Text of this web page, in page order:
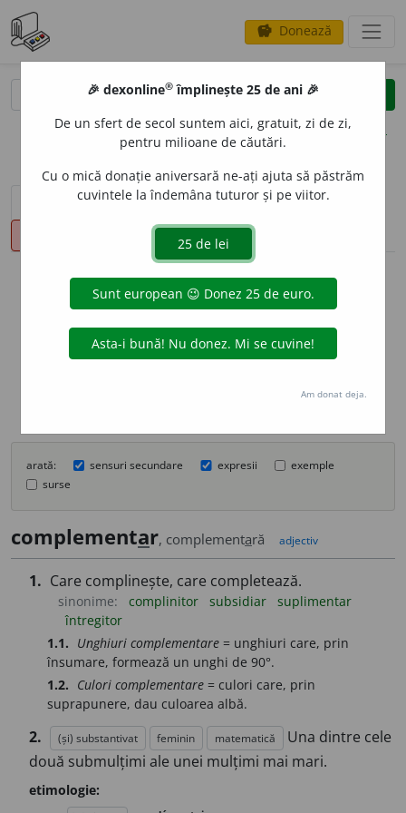
savings Donează
clear
opțiuni
sinteza definițiilor (1) definiții (20)
declinări
info
Aceste definiții sunt compilate de
echipa dexonline. Definițiile
originale se află pe filadefiniții.
Puteți reordona filele pe pagina de
arată: sensuri secundare expresii
exemple
surse
complementar, complementară adjectiv
1. Care complinește, care completează.
sinonime: complinitor subsidiar
suplimentar
întregitor
1.1. Unghiuri complementare = unghiuri care, prin
însumare, formează un unghi de 90°.
1.2. Culori complementare = culori care, prin
suprapunere, dau culoarea albă.
2. (și) substantivat feminin matematică
Una dintre cele
două submulțimi ale unei mulțimi mai mari.
etimologie:
🎉 dexonline® împlinește 25 de ani 🎉
De un sfert de secol suntem aici, gratuit, zi de zi,
pentru milioane de căutări.
Cu o mică donație aniversară ne-ați ajuta să păstrăm
cuvintele la îndemâna tuturor și pe viitor.
Am donat deja.